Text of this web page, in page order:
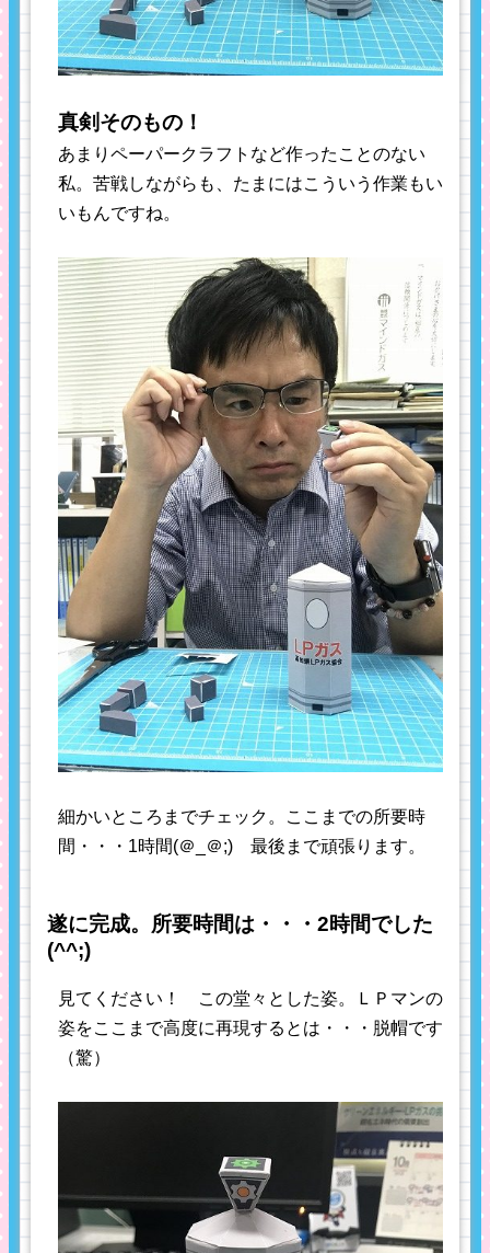
真剣そのもの！
あまりペーパークラフトなど作ったことのない
私。苦戦しながらも、たまにはこういう作業もい
いもんですね。
細かいところまでチェック。ここまでの所要時
間・・・1時間(＠_＠;) 最後まで頑張ります。
遂に完成。所要時間は・・・2時間でした
(^^;)
見てください！ この堂々とした姿。ＬＰマンの
姿をここまで高度に再現するとは・・・脱帽です
（驚）